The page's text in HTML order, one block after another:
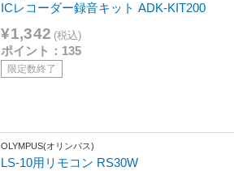
ICレコーダー録音キット ADK-KIT200
¥1,342 (税込)
ポイント：135
限定数終了
OLYMPUS(オリンパス)
LS-10用リモコン RS30W